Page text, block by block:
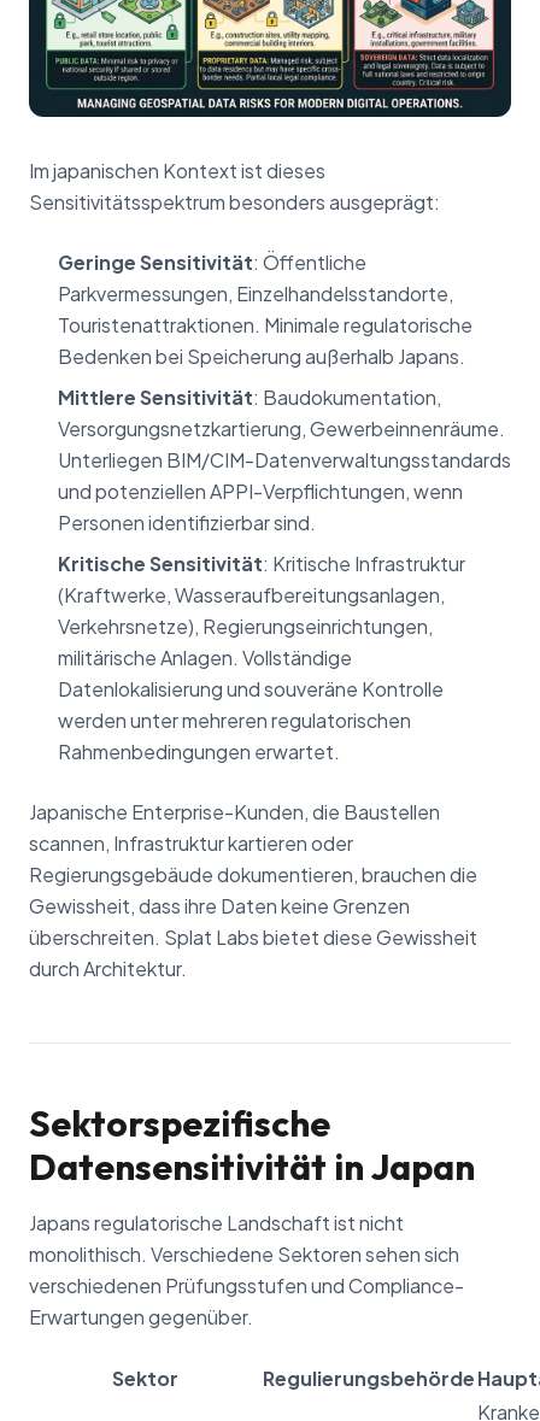
Im japanischen Kontext ist dieses
Sensitivitätsspektrum besonders ausgeprägt:
Geringe Sensitivität: Öffentliche
Parkvermessungen, Einzelhandelsstandorte,
Touristenattraktionen. Minimale regulatorische
Bedenken bei Speicherung außerhalb Japans.
Mittlere Sensitivität: Baudokumentation,
Versorgungsnetzkartierung, Gewerbeinnenräume.
Unterliegen BIM/CIM-Datenverwaltungsstandards
und potenziellen APPI-Verpflichtungen, wenn
Personen identifizierbar sind.
Kritische Sensitivität: Kritische Infrastruktur
(Kraftwerke, Wasseraufbereitungsanlagen,
Verkehrsnetze), Regierungseinrichtungen,
militärische Anlagen. Vollständige
Datenlokalisierung und souveräne Kontrolle
werden unter mehreren regulatorischen
Rahmenbedingungen erwartet.
Japanische Enterprise-Kunden, die Baustellen
scannen, Infrastruktur kartieren oder
Regierungsgebäude dokumentieren, brauchen die
Gewissheit, dass ihre Daten keine Grenzen
überschreiten. Splat Labs bietet diese Gewissheit
durch Architektur.
Sektorspezifische
Datensensitivität in Japan
Japans regulatorische Landschaft ist nicht
monolithisch. Verschiedene Sektoren sehen sich
verschiedenen Prüfungsstufen und Compliance-
Erwartungen gegenüber.
Sektor Regulierungsbehörde